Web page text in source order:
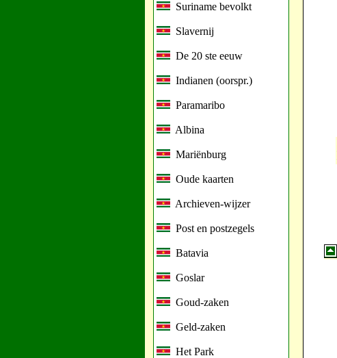
Suriname bevolkt
Slavernij
De 20 ste eeuw
Indianen (oorspr.)
Paramaribo
Albina
Mariënburg
Oude kaarten
Archieven-wijzer
Post en postzegels
Batavia
Goslar
Goud-zaken
Geld-zaken
Het Park